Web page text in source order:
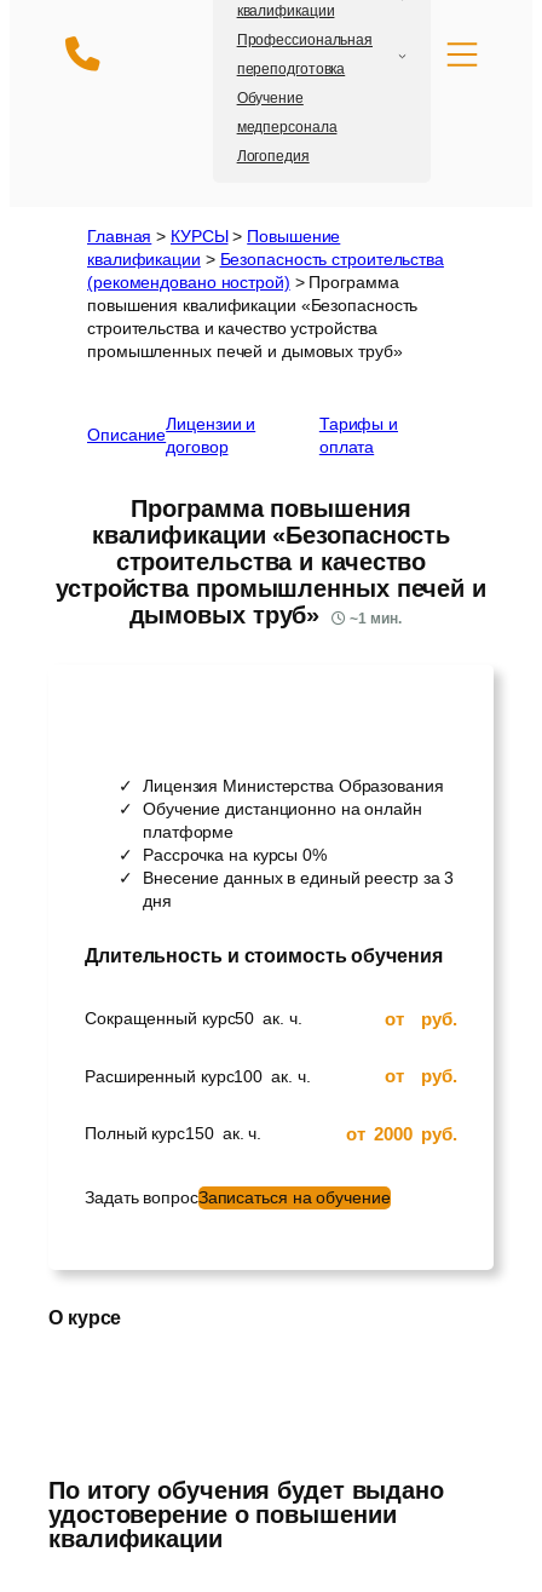
квалификации
Профессиональная
переподготовка
Обучение
медперсонала
Логопедия
Главная > КУРСЫ> Повышение
квалификации > Безопасность строительства
(рекомендовано нострой) > Программа
повышения квалификации «Безопасность
строительства и качество устройства
промышленных печей и дымовых труб»
Описание
Лицензии и
договор
Тарифы и
оплата
Программа повышения
квалификации «Безопасность
строительства и качество
устройства промышленных печей и
дымовых труб»
~1 мин.
Лицензия Министерства Образования
Обучение дистанционно на онлайн
платформе
Рассрочка на курсы 0%
Внесение данных в единый реестр за 3
дня
Длительность и стоимость обучения
Сокращенный курс50 ак. ч. от руб.
Расширенный курс100 ак. ч. от руб.
Полный курс150 ак. ч. от 2000 руб.
Задать вопросЗаписаться на обучение
О курсе
По итогу обучения будет выдано
удостоверение о повышении
квалификации